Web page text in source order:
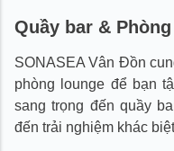
Quầy bar &
SONASEA Vân Đồn
phòng lounge để bạn
sang trọng đến quầy
đến trải nghiệm khác